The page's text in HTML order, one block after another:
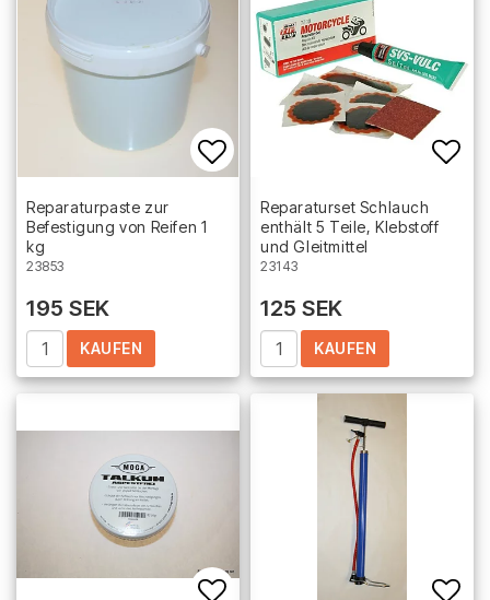
Add to list of favorites
Reparaturpaste zur
Befestigung von Reifen 1
kg
23853
195 SEK
KAUFEN
Reparaturset Schlauch
enthält 5 Teile, Klebstoff
und Gleitmittel
23143
125 SEK
KAUFEN